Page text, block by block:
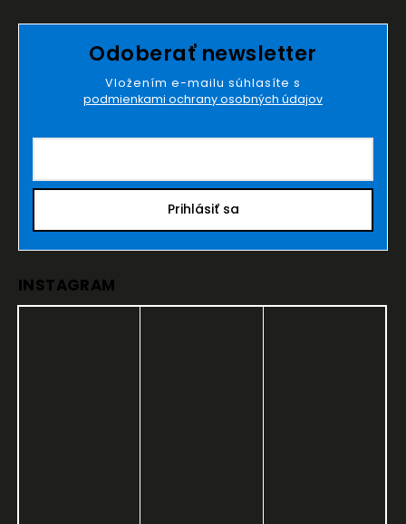
Odoberať newsletter
Vložením e-mailu súhlasíte s
podmienkami ochrany osobných údajov
Prihlásiť sa
INSTAGRAM